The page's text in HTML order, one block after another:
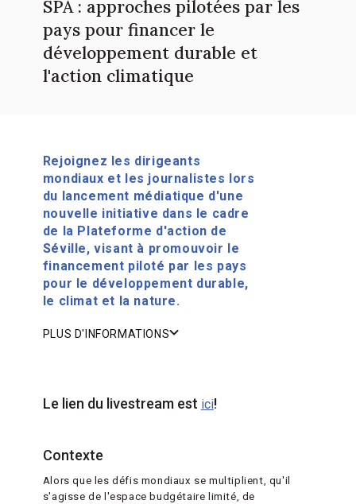
SPA : approches pilotées par les
pays pour financer le
développement durable et
l'action climatique
Rejoignez les dirigeants
mondiaux et les journalistes lors
du lancement médiatique d'une
nouvelle initiative dans le cadre
de la Plateforme d'action de
Séville, visant à promouvoir le
financement piloté par les pays
pour le développement durable,
le climat et la nature.
PLUS D'INFORMATIONS
Le lien du livestream est ici!
Contexte
Alors que les défis mondiaux se multiplient, qu'il
s'agisse de l'espace budgétaire limité, de